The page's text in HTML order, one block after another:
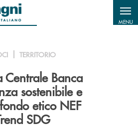
MENU
TERRITORIO
Centrale Banca
sostenibile e
etico NEF
SDG